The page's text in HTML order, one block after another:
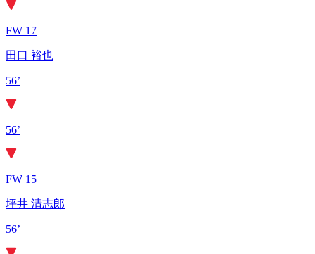
FW 17
田口 裕也
56’
56’
FW 15
坪井 清志郎
56’